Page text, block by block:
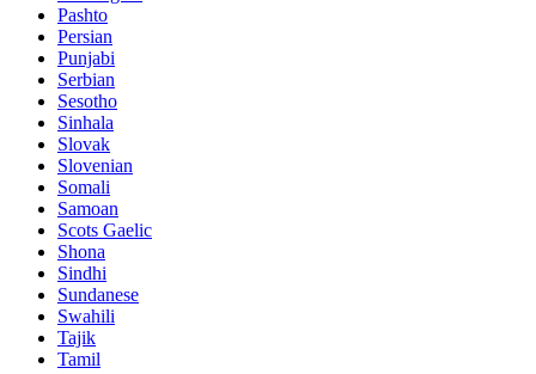
Pashto
Persian
Punjabi
Serbian
Sesotho
Sinhala
Slovak
Slovenian
Somali
Samoan
Scots Gaelic
Shona
Sindhi
Sundanese
Swahili
Tajik
Tamil